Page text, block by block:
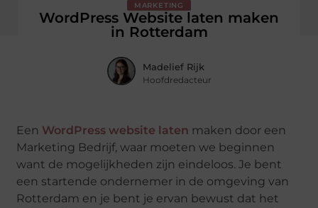
MARKETING
WordPress Website laten maken
in Rotterdam
Madelief Rijk
Hoofdredacteur
Een WordPress website laten maken door een
Marketing Bedrijf, waar moeten we beginnen
want de mogelijkheden zijn eindeloos. Je bent
een startende ondernemer in de omgeving van
Rotterdam en je bent je ervan bewust dat het